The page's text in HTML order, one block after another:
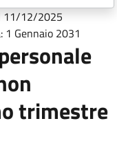
11/12/2025
1 Gennaio 2031
trimestre